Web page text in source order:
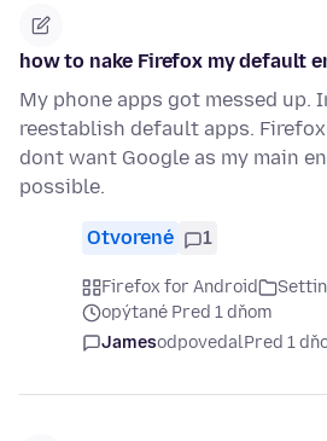
how to nake Firefox my default
My phone apps got messed up.
reestablish default apps.
dont want Google as my main
possible.
Otvorené 1
Firefox for Android
opýtané Pred 1 dňom
JamesodpovedalPred 1